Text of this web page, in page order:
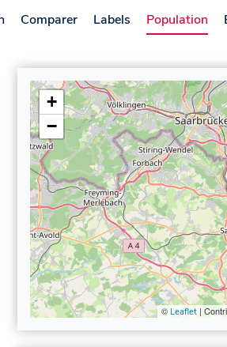
Comparer Labels Population
+
−
© Leaflet|